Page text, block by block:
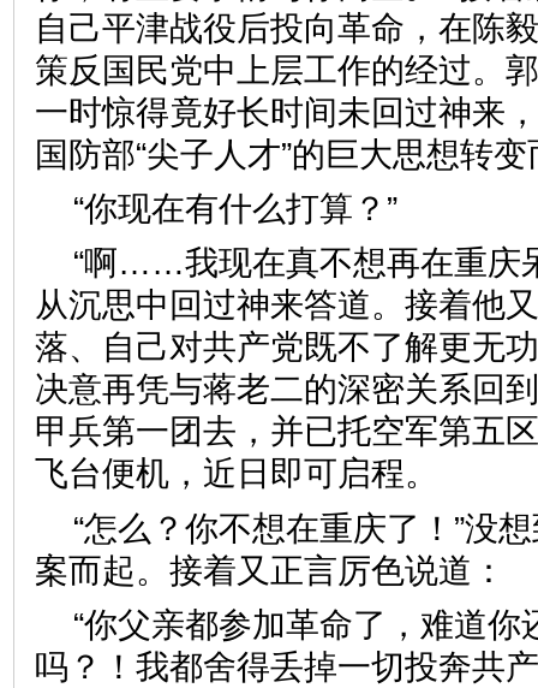
自己平津战役后投向革命，在陈
策反国民党中上层工作的经过。
一时惊得竟好长时间未回过神来
国防部“尖子人才”的巨大思想转
“你现在有什么打算？”
“啊……我现在真不想再在重庆
从沉思中回过神来答道。接着他
落、自己对共产党既不了解更无
决意再凭与蒋老二的深密关系回
甲兵第一团去，并已托空军第五
飞台便机，近日即可启程。
“怎么？你不想在重庆了！”没
案而起。接着又正言厉色说道：
“你父亲都参加革命了，难道
吗？！我都舍得丢掉一切投奔共